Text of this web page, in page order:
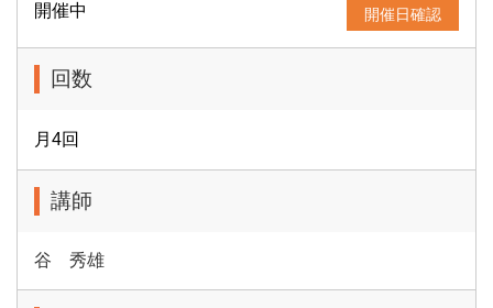
開催中 開催日確認
回数
月4回
講師
谷 秀雄